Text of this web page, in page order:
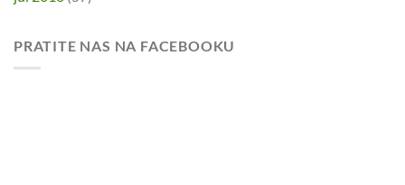
PRATITE NAS NA FACEBOOKU